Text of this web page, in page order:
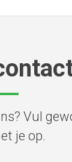
Vul
je op.